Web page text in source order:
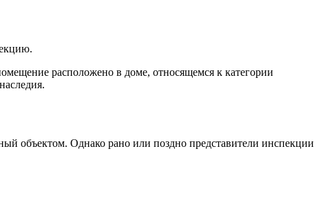
расположено в доме, относящемся к категории
объектом. Однако рано или поздно представители инспекции